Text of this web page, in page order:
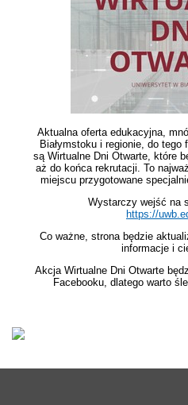
Aktualna oferta edukacyjna,
Białymstoku i regionie, do
są Wirtualne Dni Otwarte, które
aż do końca rekrutacji. To
miejscu przygotowane
Wystarczy wejść na
https://
Co ważne, strona będzie
informacje i
Akcja Wirtualne Dni Otwarte
Facebooku, dlatego warto